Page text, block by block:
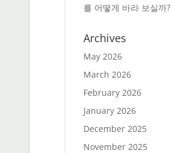
를 어떻게 바라 보실까?
Archives
May 2026
March 2026
February 2026
January 2026
December 2025
November 2025